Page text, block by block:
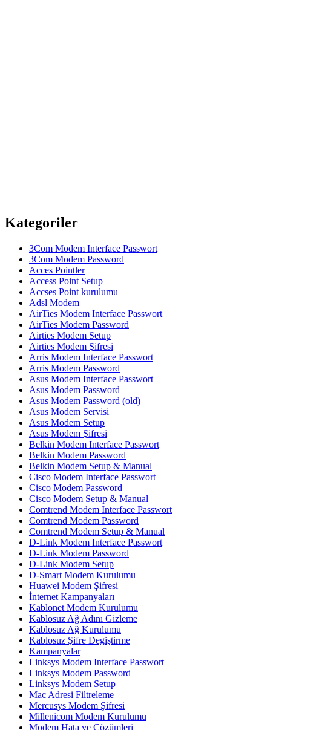
Kategoriler
3Com Modem Interface Passwort
3Com Modem Password
Acces Pointler
Access Point Setup
Accses Point kurulumu
Adsl Modem
AirTies Modem Interface Passwort
AirTies Modem Password
Airties Modem Setup
Airties Modem Şifresi
Arris Modem Interface Passwort
Arris Modem Password
Asus Modem Interface Passwort
Asus Modem Password
Asus Modem Password (old)
Asus Modem Servisi
Asus Modem Setup
Asus Modem Şifresi
Belkin Modem Interface Passwort
Belkin Modem Password
Belkin Modem Setup & Manual
Cisco Modem Interface Passwort
Cisco Modem Password
Cisco Modem Setup & Manual
Comtrend Modem Interface Passwort
Comtrend Modem Password
Comtrend Modem Setup & Manual
D-Link Modem Interface Passwort
D-Link Modem Password
D-Link Modem Setup
D-Smart Modem Kurulumu
Huawei Modem Şifresi
İnternet Kampanyaları
Kablonet Modem Kurulumu
Kablosuz Ağ Adını Gizleme
Kablosuz Ağ Kurulumu
Kablosuz Şifre Degiştirme
Kampanyalar
Linksys Modem Interface Passwort
Linksys Modem Password
Linksys Modem Setup
Mac Adresi Filtreleme
Mercusys Modem Şifresi
Millenicom Modem Kurulumu
Modem Hata ve Çözümleri